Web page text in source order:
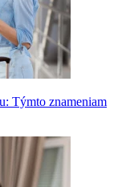
Týmto znameniam